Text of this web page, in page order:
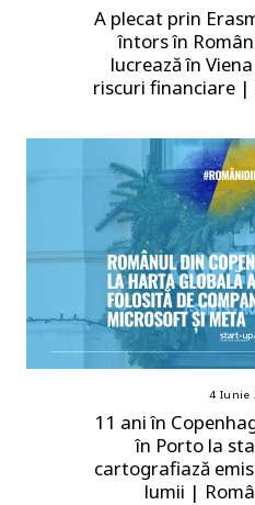
A plecat prin
întors în
lucrează în
riscuri financiare |
4 Iunie
11 ani în
în Porto la
cartografiază
lumii |